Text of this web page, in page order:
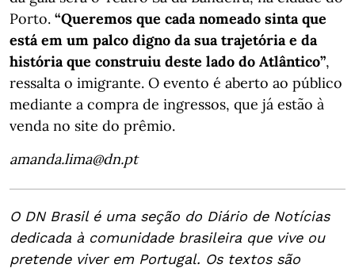
Porto. “Queremos que cada nomeado sinta que
está em um palco digno da sua trajetória e da
história que construiu deste lado do Atlântico”,
ressalta o imigrante. O evento é aberto ao público
mediante a compra de ingressos, que já estão à
venda no site do prêmio.
amanda.lima@dn.pt
O DN Brasil é uma seção do Diário de Notícias
dedicada à comunidade brasileira que vive ou
pretende viver em Portugal. Os textos são